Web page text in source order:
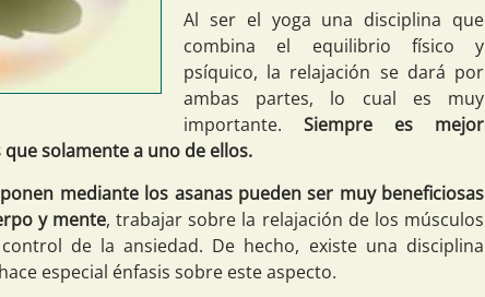
Al ser el yoga una disciplina que
combina el equilibrio físico y
psíquico, la relajación se dará por
ambas partes, lo cual es muy
importante. Siempre es mejor
solamente a uno de ellos.
mediante los asanas pueden ser muy beneficiosas
y mente, trabajar sobre la relajación de los músculos
de la ansiedad. De hecho, existe una disciplina
especial énfasis sobre este aspecto.